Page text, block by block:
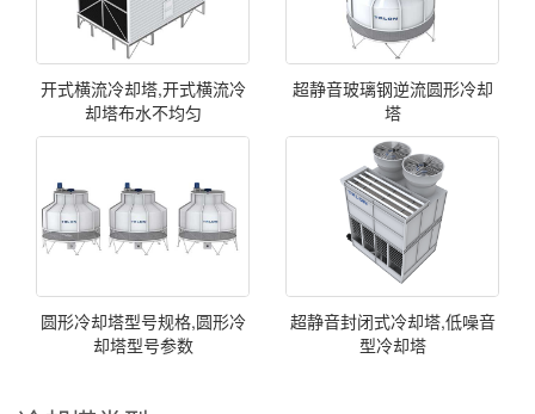
开式横流冷却塔,开式横流冷
却塔布水不均匀
超静音玻璃钢逆流圆形冷却
塔
圆形冷却塔型号规格,圆形冷
却塔型号参数
超静音封闭式冷却塔,低噪音
型冷却塔